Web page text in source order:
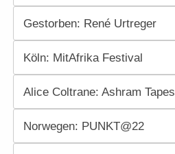
Gestorben: René Urtreger
Köln: MitAfrika Festival
Alice Coltrane: Ashram Tapes
Norwegen: PUNKT@22